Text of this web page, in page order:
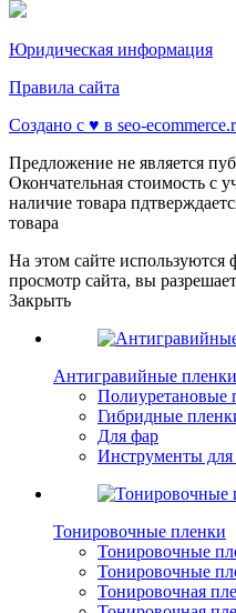
Юридическая информация
Правила сайта
Создано с ♥️ в seo-
Предложение не является
Окончательная стоимость с
наличие товара
товара
На этом сайте
просмотр сайта, вы
Закрыть
Антигравийные пленки
Полиуретановые
Гибридные
Для фар
Инструменты
Тонировочные пленки
Тонировочные
Тонировочные
Тонировочная